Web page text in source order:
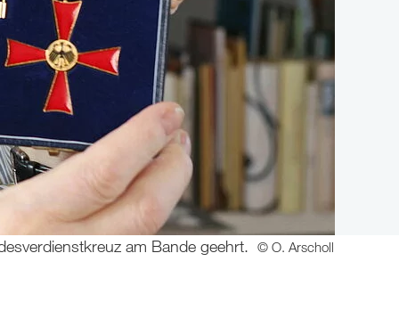
am Bande geehrt. © O. Arscholl